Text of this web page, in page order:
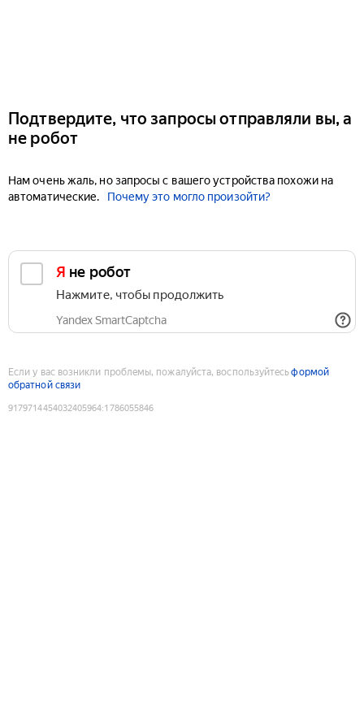
Подтвердите, что запросы отправляли вы, а
не робот
Нам очень жаль, но запросы с вашего устройства похожи на
автоматические.
Почему это могло произойти?
Я не робот
Нажмите, чтобы продолжить
Yandex SmartCaptcha
Если у вас возникли проблемы, пожалуйста, воспользуйтесьформой
обратной связи
9179714454032405964:1786055846